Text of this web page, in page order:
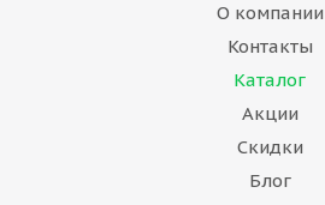
О компании
Контакты
Каталог
Акции
Скидки
Блог